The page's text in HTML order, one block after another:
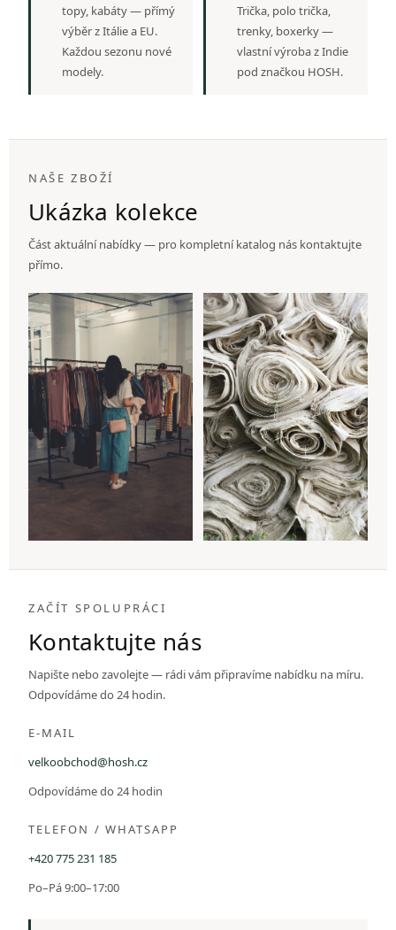
topy, kabáty — přímý
výběr z Itálie a EU.
Každou sezonu nové
modely.
Trička, polo trička,
trenky, boxerky —
vlastní výroba z Indie
pod značkou HOSH.
NAŠE ZBOŽÍ
Ukázka kolekce
Část aktuální nabídky — pro kompletní katalog nás kontaktujte
přímo.
ZAČÍT SPOLUPRÁCI
Kontaktujte nás
Napište nebo zavolejte — rádi vám připravíme nabídku na míru.
Odpovídáme do 24 hodin.
E-MAIL
velkoobchod@hosh.cz
Odpovídáme do 24 hodin
TELEFON / WHATSAPP
+420 775 231 185
Po–Pá 9:00–17:00